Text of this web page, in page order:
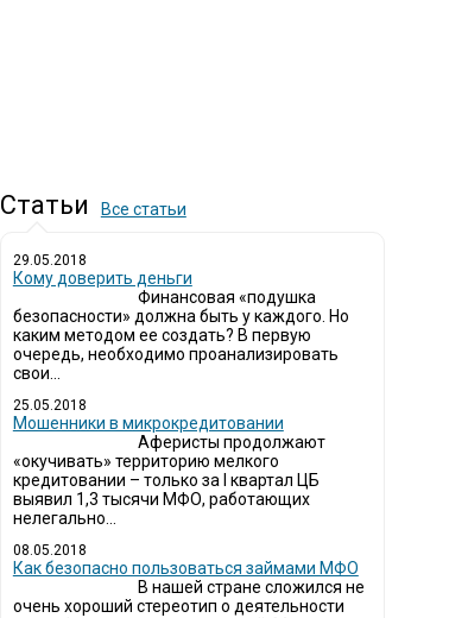
Статьи Все статьи
29.05.2018
Кому доверить деньги
Финансовая «подушка
безопасности» должна быть у каждого. Но
каким методом ее создать? В первую
очередь, необходимо проанализировать
свои...
25.05.2018
Мошенники в микрокредитовании
Аферисты продолжают
«окучивать» территорию мелкого
кредитовании – только за I квартал ЦБ
выявил 1,3 тысячи МФО, работающих
нелегально...
08.05.2018
Как безопасно пользоваться займами МФО
В нашей стране сложился не
очень хороший стереотип о деятельности